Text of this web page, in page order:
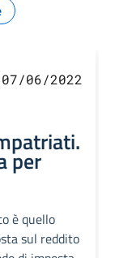
07/06/2022
per
è quello
sul reddito